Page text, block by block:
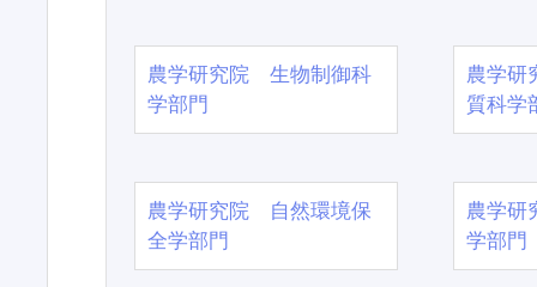
農学研究院 生物制御科
学部門
農学
質科学
農学研究院 自然環境保
全学部門
農学
学部門